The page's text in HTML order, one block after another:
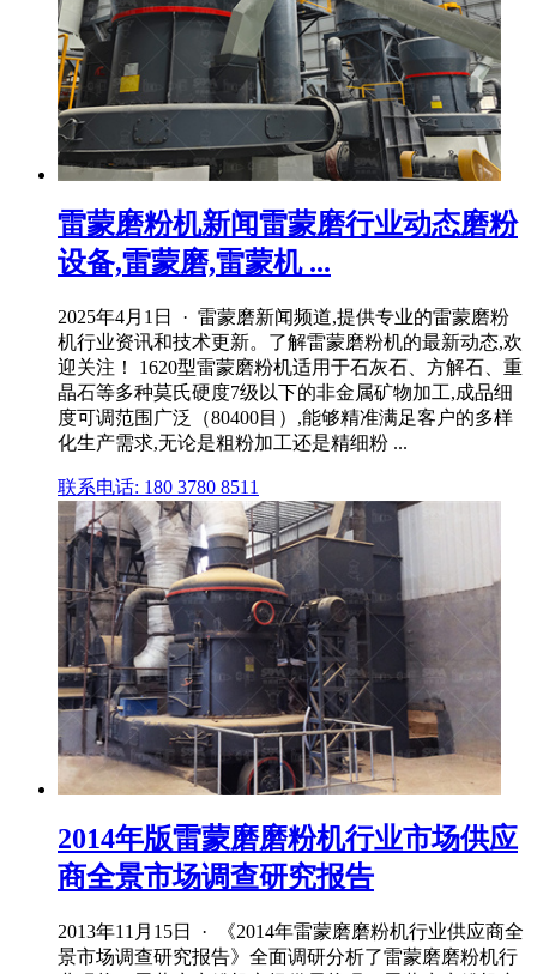
雷蒙磨粉机新闻雷蒙磨行业动态磨粉
设备,雷蒙磨,雷蒙机 ...
2025年4月1日 · 雷蒙磨新闻频道,提供专业的雷蒙磨粉
机行业资讯和技术更新。了解雷蒙磨粉机的最新动态,欢
迎关注！ 1620型雷蒙磨粉机适用于石灰石、方解石、重
晶石等多种莫氏硬度7级以下的非金属矿物加工,成品细
度可调范围广泛（80400目）,能够精准满足客户的多样
化生产需求,无论是粗粉加工还是精细粉 ...
联系电话: 180 3780 8511
2014年版雷蒙磨磨粉机行业市场供应
商全景市场调查研究报告
2013年11月15日 · 《2014年雷蒙磨磨粉机行业供应商全
景市场调查研究报告》全面调研分析了雷蒙磨磨粉机行